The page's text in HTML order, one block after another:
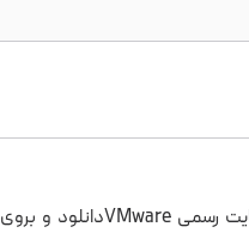
پس از نصب VMware ESXi بروی سرور، برنامه vSphere Client را از سایت رسمی VMwareدانلود و بروی